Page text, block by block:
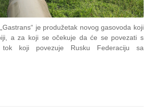
je produžetak novog gasovoda koji
a za koji se očekuje da će se povezati s
tok koji povezuje Rusku Federaciju sa